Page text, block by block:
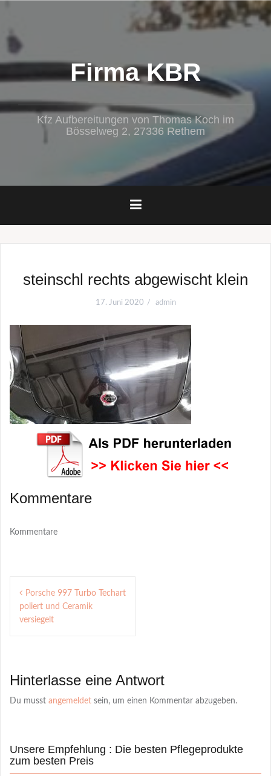
Firma KBR
Kfz Aufbereitungen von Thomas Koch im
Bösselweg 2, 27336 Rethem
steinschl rechts abgewischt klein
17. Juni 2020 admin
Kommentare
Kommentare
Post
navigation
Porsche 997 Turbo Techart
poliert und Ceramik
versiegelt
Hinterlasse eine Antwort
Du musst angemeldet sein, um einen Kommentar abzugeben.
Unsere Empfehlung : Die besten Pflegeprodukte
zum besten Preis